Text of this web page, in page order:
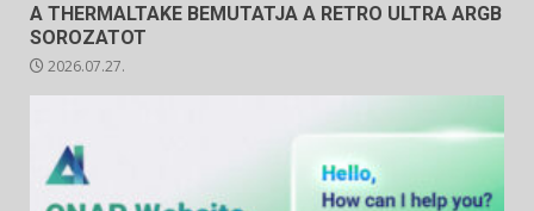
A THERMALTAKE BEMUTATJA A RETRO ULTRA ARGB
SOROZATOT
2026.07.27.